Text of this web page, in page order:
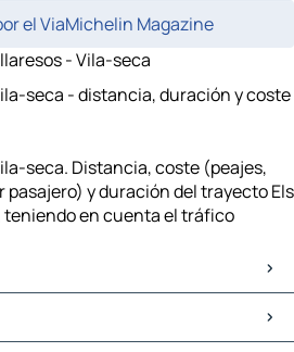
el ViaMichelin Magazine
- Vila-seca
seca - distancia, duración y coste
seca. Distancia, coste (peajes,
y duración del trayecto Els
teniendo en cuenta el tráfico